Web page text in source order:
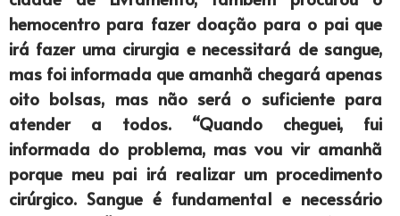
hemocentro para fazer doação para o pai que
irá fazer uma cirurgia e necessitará de sangue,
mas foi informada que amanhã chegará apenas
oito bolsas, mas não será o suficiente para
atender a todos. “Quando cheguei, fui
informada do problema, mas vou vir amanhã
porque meu pai irá realizar um procedimento
cirúrgico. Sangue é fundamental e necessário